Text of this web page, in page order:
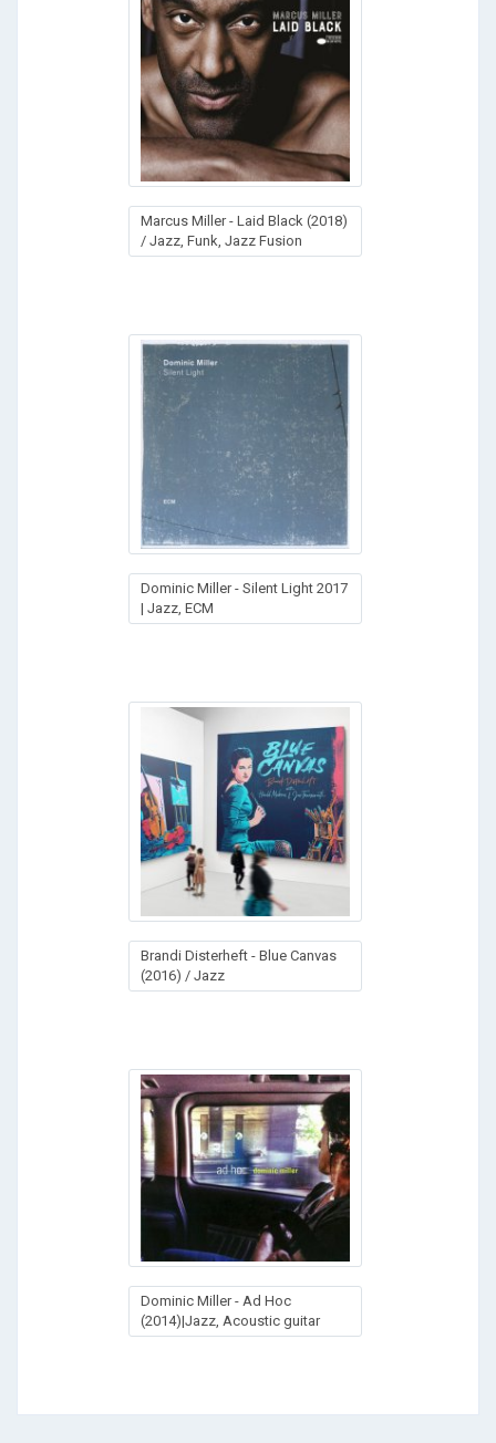
Marcus Miller - Laid Black (2018)
/ Jazz, Funk, Jazz Fusion
Dominic Miller - Silent Light 2017
| Jazz, ECM
Brandi Disterheft - Blue Canvas
(2016) / Jazz
Dominic Miller - Ad Hoc
(2014)|Jazz, Acoustic guitar